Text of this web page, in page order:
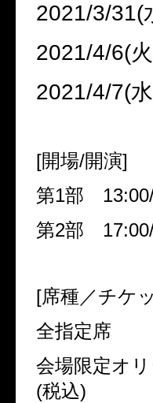
2021/3/31(
2021/4/6(火
2021/4/7(水
[開場/開演]
第1部
第2部
[席種／チケ
全指定席
会場限定オ
(税込)